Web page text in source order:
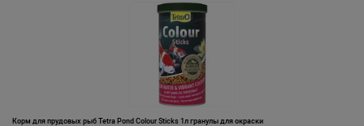
Корм для прудовых рыб Tetra Pond Colour Sticks 1л гранулы для окраски